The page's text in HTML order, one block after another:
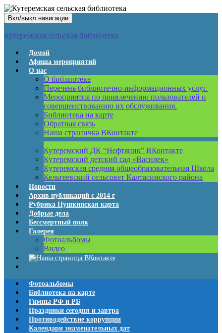
Вкл/выкл навигации
Кутеремская сельская библиотека
Домой
Афиша мероприятий
О нас
О библиотеке
Перечень библиотечно-информационных услуг.
Мероприятия по привлечению пользователей и
совершенствованию их обслуживания.
Библиотека на карте
Обратная связь
Наша страничка ВКонтакте
Кутеремский ДК “Нефтяник” ВКонтакте
Кутеремский детский сад «Василек»
Кутеремская средняя общеобразовательная Школа
Кельтеевский сельсовет Калтасинского района
Новости
Архив публикаций с 2014 г
Рубрика Пушкинская карта
Добрые дела
Бессмертный полк
Галерея
Фотоальбомы
Видео
Фотоальбомы
Библиотека на карте
Гимны РФ и РБ
Праздники сегодня и завтра
Противодействие коррупции
Календари знаменательных дат